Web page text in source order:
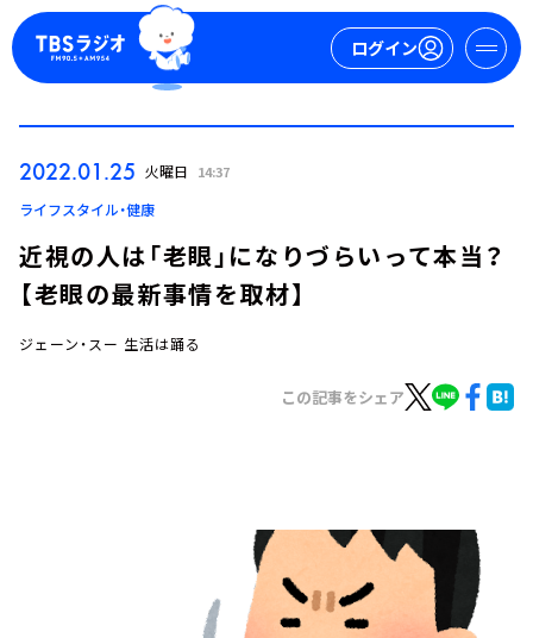
ログイン
ログイン
2022.01.25 火曜日 14:37
ライフスタイル・健康
近視の人は「老眼」になりづらいって本当？
【老眼の最新事情を取材】
ジェーン・スー 生活は踊る
この記事をシェア